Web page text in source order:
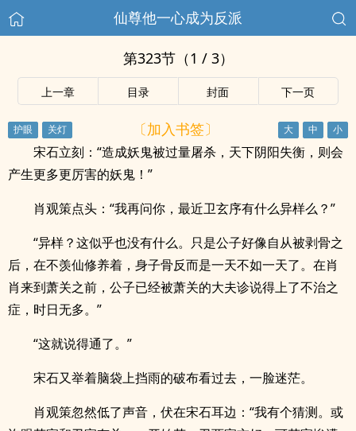
仙尊他一心成为反派
第323节（1 / 3）
上一章 目录 封面 下一页
〔加入书签〕
宋石立刻：“造成妖鬼被过量屠杀，天下阴阳失衡，则会
产生更多更厉害的妖鬼！”
肖观策点头：“我再问你，最近卫玄序有什么异样么？”
“异样？这似乎也没有什么。只是公子好像自从被剥骨之
后，在不羡仙修养着，身子骨反而是一天不如一天了。在肖
肖来到萧关之前，公子已经被萧关的大夫诊说得上了不治之
症，时日无多。”
“这就说得通了。”
宋石又举着脑袋上挡雨的破布看过去，一脸迷茫。
肖观策忽然低了声音，伏在宋石耳边：“我有个猜测。或